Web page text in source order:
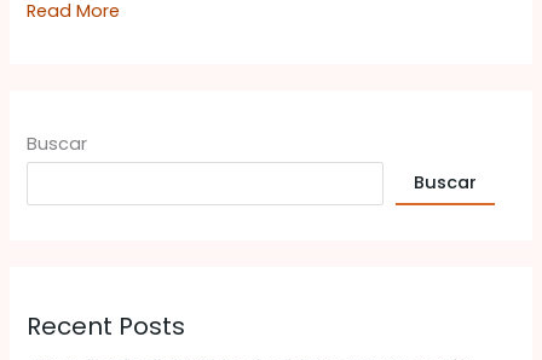
Read More
Buscar
Buscar
Recent Posts